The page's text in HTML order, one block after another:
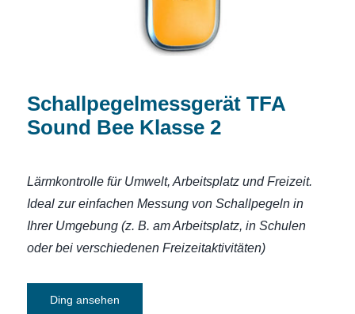
Schallpegelmessgerät TFA
Sound Bee Klasse 2
Lärmkontrolle für Umwelt, Arbeitsplatz und Freizeit.
Ideal zur einfachen Messung von Schallpegeln in
Ihrer Umgebung (z. B. am Arbeitsplatz, in Schulen
oder bei verschiedenen Freizeitaktivitäten)
Ding ansehen